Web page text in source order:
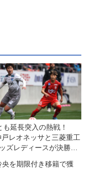
も延長突入の熱戦！
戸レオネッサと三菱重工
ズレディースが決勝へ
央を期限付き移籍で獲